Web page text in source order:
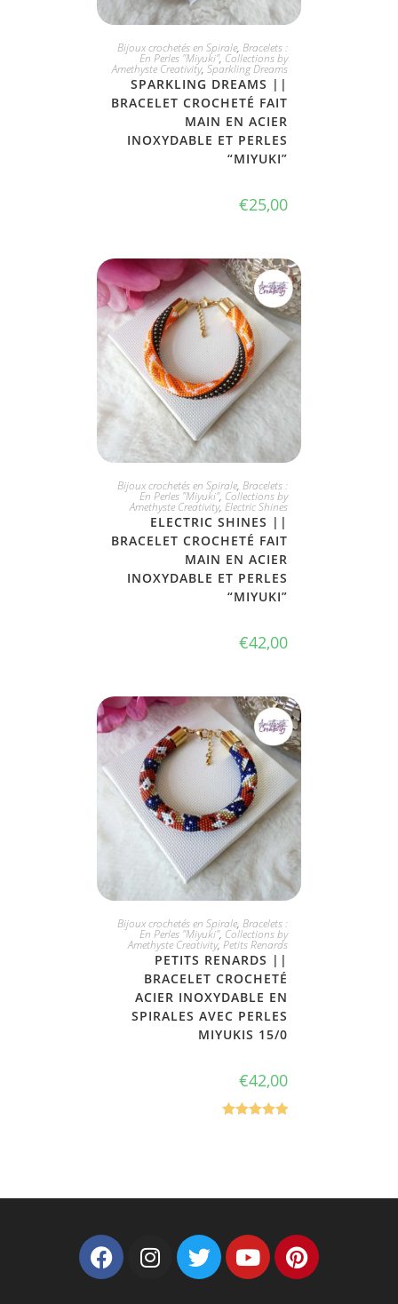
JE L'ADOPTE
Bijoux crochetés en Spirale, Bracelets :
En Perles "Miyuki", Collections by
Amethyste Creativity, Sparkling Dreams
SPARKLING DREAMS ||
BRACELET CROCHETÉ FAIT
MAIN EN ACIER
INOXYDABLE ET PERLES
“MIYUKI”
€25,00
JE L'ADOPTE
Bijoux crochetés en Spirale, Bracelets :
En Perles "Miyuki", Collections by
Amethyste Creativity, Electric Shines
ELECTRIC SHINES ||
BRACELET CROCHETÉ FAIT
MAIN EN ACIER
INOXYDABLE ET PERLES
“MIYUKI”
€42,00
JE L'ADOPTE
Bijoux crochetés en Spirale, Bracelets :
En Perles "Miyuki", Collections by
Amethyste Creativity,Petits Renards
PETITS RENARDS ||
BRACELET CROCHETÉ
ACIER INOXYDABLE EN
SPIRALES AVEC PERLES
MIYUKIS 15/0
€42,00